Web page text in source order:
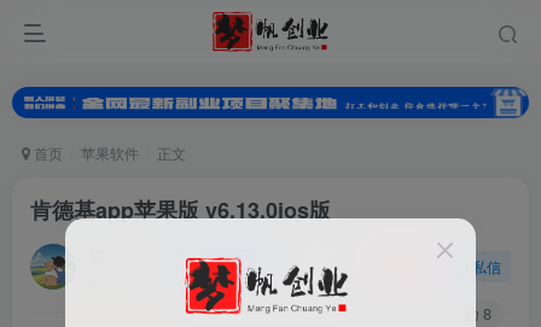
首页 苹果软件 正文
肯德基app苹果版 v6.13.0ios版
私信
8